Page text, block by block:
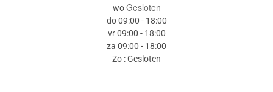
woGesloten
do 09:00 - 18:00
vr 09:00 - 18:00
za 09:00 - 18:00
Zo : Gesloten